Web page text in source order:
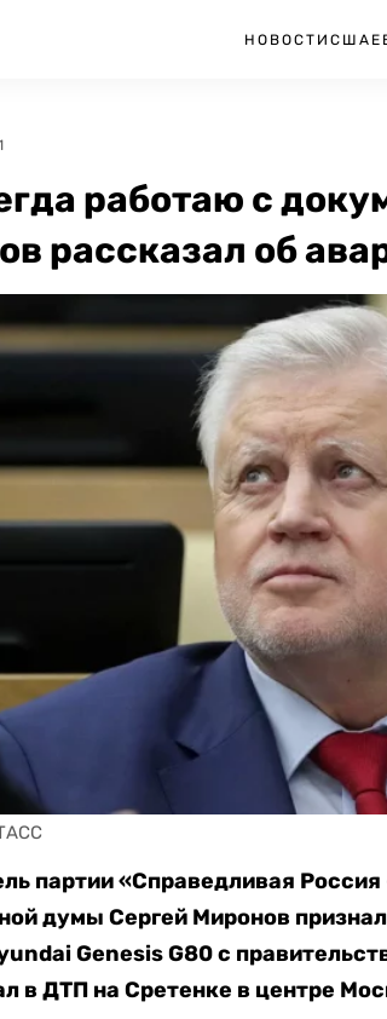
НОВОСТИ США
работаю с
рассказал об
партии «Справедливая
думы Сергей Миронов
Genesis G80 с
в ДТП на Сретенке в центре